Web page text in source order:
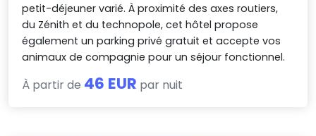
petit-déjeuner varié. À proximité des axes routiers,
du Zénith et du technopole, cet hôtel propose
également un parking privé gratuit et accepte vos
animaux de compagnie pour un séjour fonctionnel.
À partir de 46 EUR par nuit